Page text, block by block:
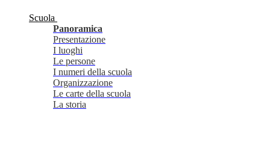
Scuola
Panoramica
Presentazione
I luoghi
Le persone
I numeri della scuola
Organizzazione
Le carte della scuola
La storia